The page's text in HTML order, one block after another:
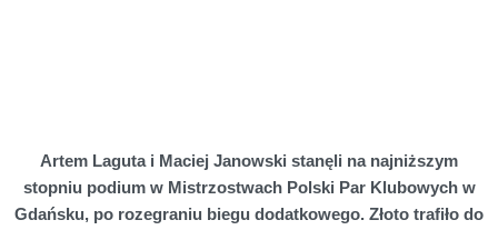
Artem Laguta i Maciej Janowski stanęli na najniższym
stopniu podium w Mistrzostwach Polski Par Klubowych w
Gdańsku, po rozegraniu biegu dodatkowego. Złoto trafiło do